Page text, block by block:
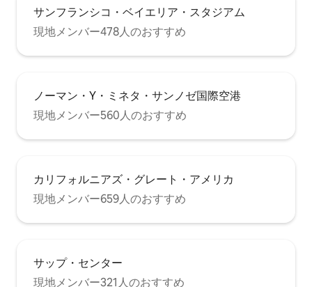
サンフランシコ・ベイエリア・スタジアム
現地メンバー478人のおすすめ
ノーマン・Y・ミネタ・サンノゼ国際空港
現地メンバー560人のおすすめ
カリフォルニアズ・グレート・アメリカ
現地メンバー659人のおすすめ
サップ・センター
現地メンバー321人のおすすめ